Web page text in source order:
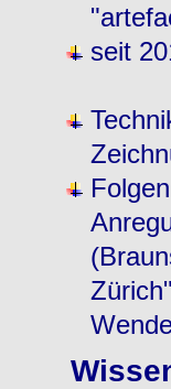
seit